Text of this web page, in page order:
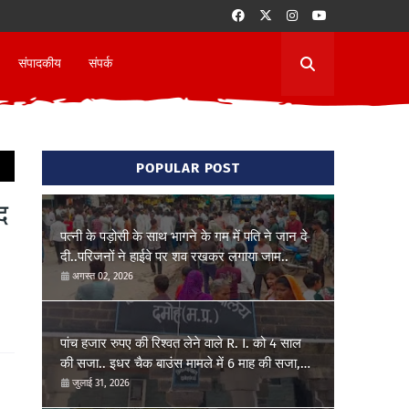
संपादकीय संपर्क
POPULAR POST
पत्नी के पड़ोसी के साथ भागने के गम में पति ने जान दे
दी..परिजनों ने हाईवे पर शव रखकर लगाया जाम..
अगस्त 02, 2026
पांच हजार रुपए की रिश्वत लेने वाले R. I. को 4 साल
की सजा.. इधर चैक बाउंस मामले में 6 माह की सजा,
7,52,054 रूपये प्रतिकर देना होगा..
जुलाई 31, 2026